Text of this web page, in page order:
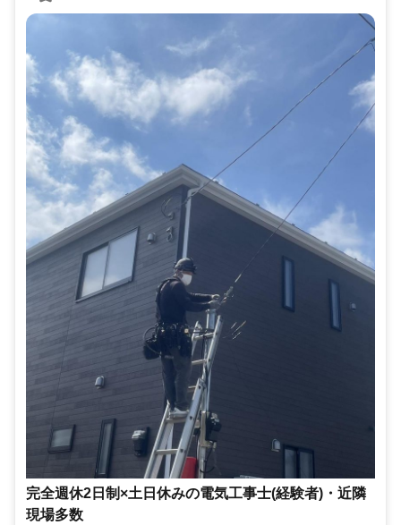
完全週休2日制×土日休みの電気工事士(経験者)・近隣
現場多数